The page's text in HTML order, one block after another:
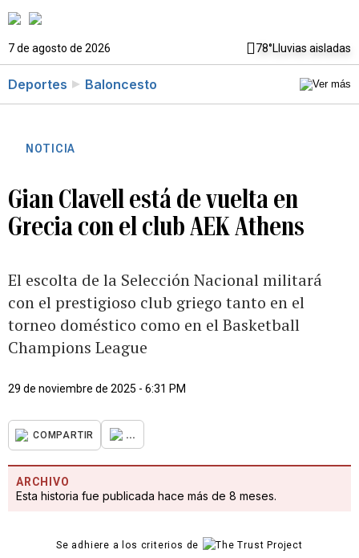
7 de agosto de 2026 78°Lluvias aisladas
Deportes Baloncesto
NOTICIA
Gian Clavell está de vuelta en
Grecia con el club AEK Athens
El escolta de la Selección Nacional militará
con el prestigioso club griego tanto en el
torneo doméstico como en el Basketball
Champions League
29 de noviembre de 2025 - 6:31 PM
COMPARTIR ...
ARCHIVO
Esta historia fue publicada hace más de 8 meses.
Se adhiere a los criterios de